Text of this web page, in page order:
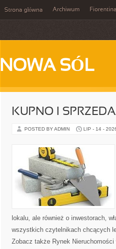
Strona główna Archiwum Fiorentina
NOWA SÓL
KUPNO I
POSTED BY ADMIN LIP - 14 -
lokalu, ale również o inwestorach,
wszystkich czytelnikach chcących
Zobacz także Rynek